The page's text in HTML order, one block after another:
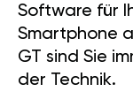
Software für
Smartphone
GT sind Sie
der Technik.